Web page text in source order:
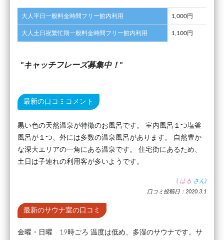
大人平日一般料金時間フリー館内利用 1,000円
大人土日祝繁忙期一般料金時間フリー館内利用 1,100円
キャッチフレーズ募集中！
最新の口コミコメント
黒い色の天然温泉が特徴のお風呂です。 室内風呂１つ塩釜
風呂が１つ、外には多数の温泉風呂があります。 自然豊か
な深大エリアの一角にある温泉です。 住宅街にあるため、
土日は子連れの利用客が多いようです。
( はる さん)
口コミ投稿日：2020.3.1
最新のサウナ室の口コミ
金曜・日曜 19時ごろ 温度は低め、多湿のサウナです。サ